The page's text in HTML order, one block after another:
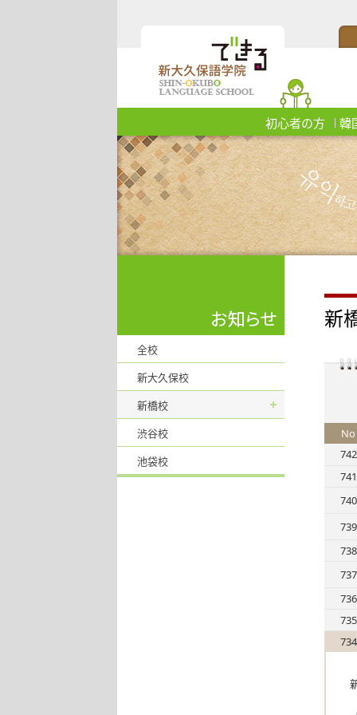
初心者の方 韓
全校
新大久保校
新橋校
渋谷校
池袋校
新
No
742
741
740
739
738
737
736
735
734